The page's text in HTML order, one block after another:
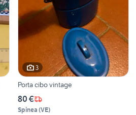
3
Porta cibo vintage
80 €
Spinea (VE)